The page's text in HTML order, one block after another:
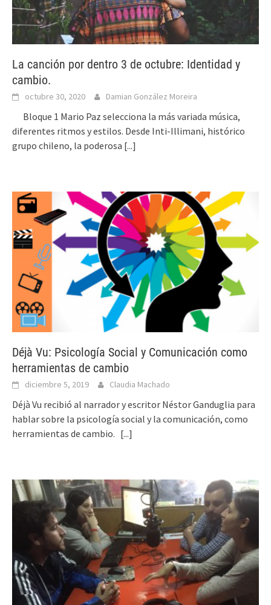
La canción por dentro 3 de octubre: Identidad y
cambio.
octubre 30, 2020 Damian González Moreira
Bloque 1 Mario Paz selecciona la más variada música,
diferentes ritmos y estilos. Desde Inti-Illimani, histórico
grupo chileno, la poderosa [...]
Déjà Vu: Psicología Social y Comunicación como
herramientas de cambio
diciembre 5, 2019 Claudia Machado
Déjà Vu recibió al narrador y escritor Néstor Ganduglia para
hablar sobre la psicología social y la comunicación, como
herramientas de cambio. [...]